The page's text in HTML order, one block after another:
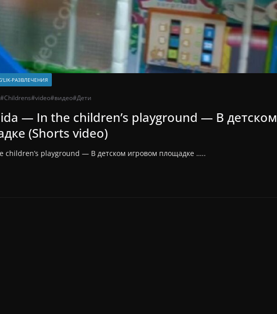
РАЗВЛЕЧЕНИЯ
#Childrens#video#видео#Дети
— In the children’s playground — В детском
(Shorts video)
children’s playground — В детском игровом площадке …..